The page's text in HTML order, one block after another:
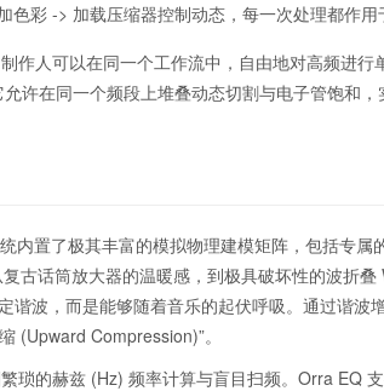
彩 -> 加载压缩器控制动态，每一次处理都作用
人可以在同一个工作流中，自由地对高频进行
许在同一个频段上堆叠动态切割与电子管饱和，
内置了极其丰富的模拟物理建模矩阵，包括专
话筒放大器的温暖感，到极具破坏性的波折叠
谐波，而是能够随着音乐的起伏呼吸。通过谐波
(Upward Compression)”。
琐的赫兹 (Hz) 频率计算与盲目扫频。Orra EQ